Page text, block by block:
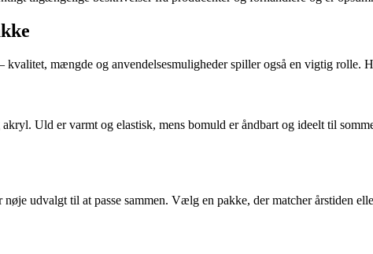
mængde og anvendelsesmuligheder spiller også en vigtig rolle.
Uld er varmt og elastisk, mens bomuld er åndbart og ideelt til
udvalgt til at passe sammen. Vælg en pakke, der matcher årstiden